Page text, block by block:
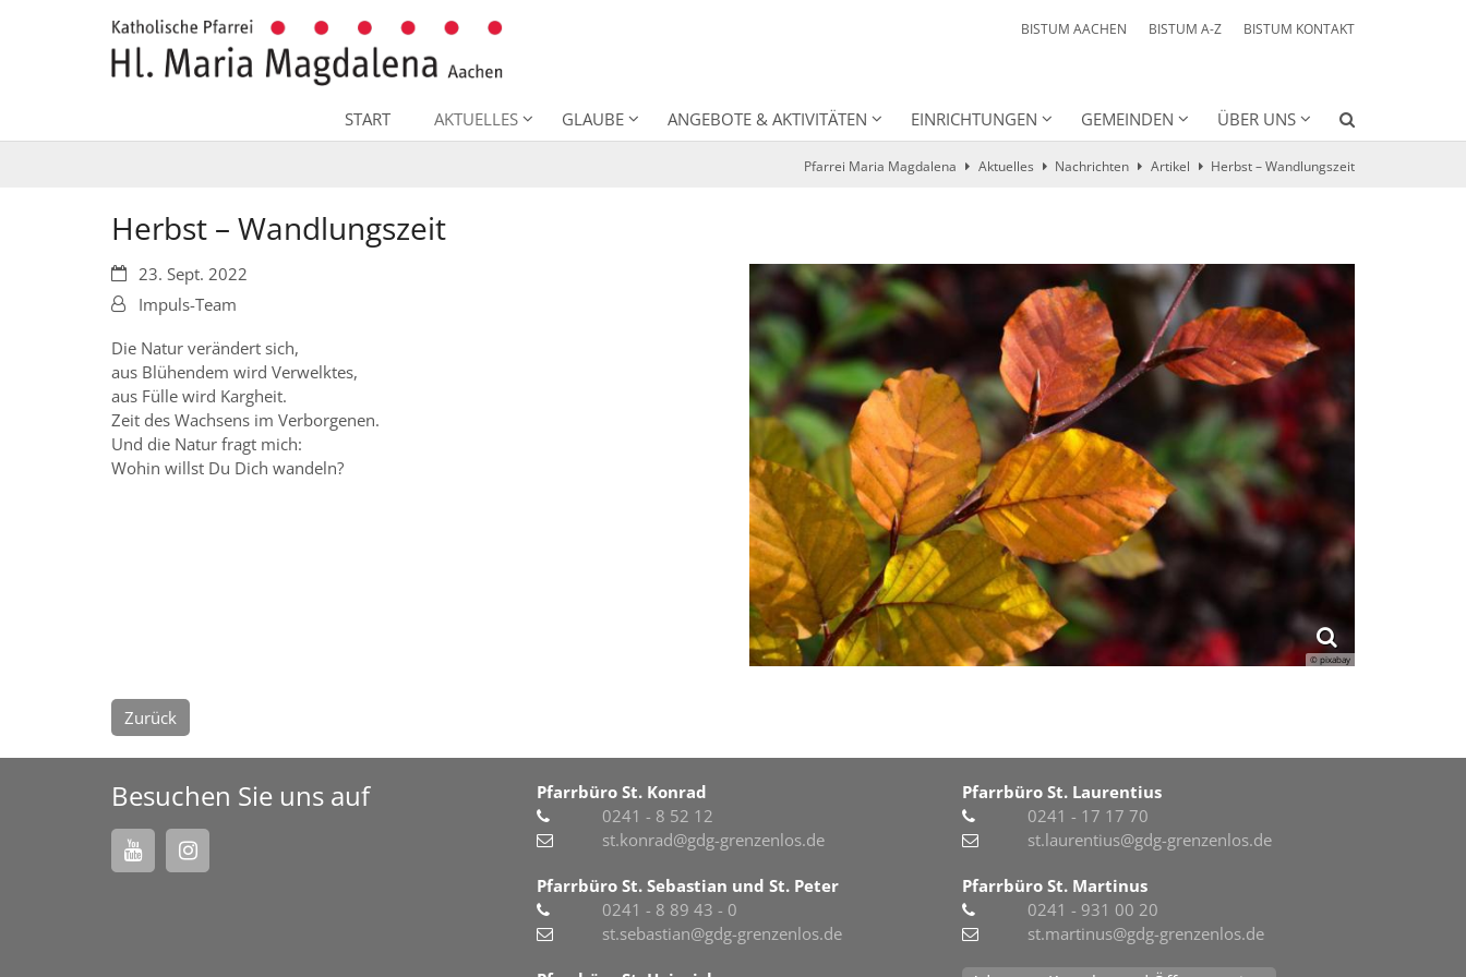
BISTUM AACHEN BISTUM A-Z BISTUM KONTAKT
START AKTUELLES GLAUBE ANGEBOTE & AKTIVITÄTEN EINRICHTUNGEN GEMEINDEN ÜBER UNS
Pfarrei Maria Magdalena Aktuelles Nachrichten Artikel Herbst – Wandlungszeit
Herbst – Wandlungszeit
© pixabay
Datum:23. Sept. 2022
Von:Impuls-Team
Die Natur verändert sich,
aus Blühendem wird Verwelktes,
aus Fülle wird Kargheit.
Zeit des Wachsens im Verborgenen.
Und die Natur fragt mich:
Wohin willst Du Dich wandeln?
Zurück
Besuchen Sie uns auf
Pfarrbüro St. Konrad
0241 - 8 52 12
st.konrad@gdg-grenzenlos.de
Pfarrbüro St. Sebastian und St. Peter
0241 - 8 89 43 - 0
st.sebastian@gdg-grenzenlos.de
Pfarrbüro St. Laurentius
0241 - 17 17 70
st.laurentius@gdg-grenzenlos.de
Pfarrbüro St. Martinus
0241 - 931 00 20
st.martinus@gdg-grenzenlos.de